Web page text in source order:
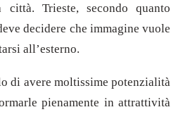
Trieste, secondo quanto
decidere che immagine vuole
all’esterno.
di avere moltissime potenzialità
pienamente in attrattività